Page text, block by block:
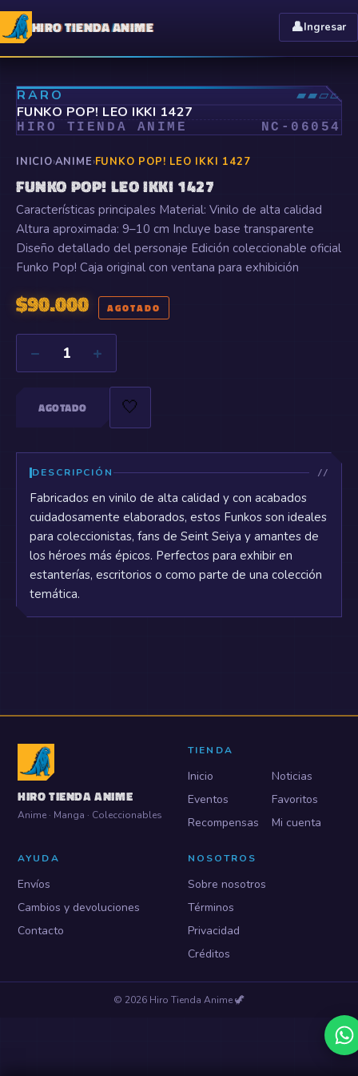
HIRO TIENDA ANIME 👤Ingresar
RARO ▰▰▱▱
⤢
FUNKO POP! LEO IKKI 1427
HIRO TIENDA ANIME NC- 06054
INICIO›ANIME›FUNKO POP! LEO IKKI 1427
FUNKO POP! LEO IKKI 1427
Características principales Material: Vinilo de alta calidad
Altura aproximada: 9–10 cm Incluye base transparente
Diseño detallado del personaje Edición coleccionable oficial
Funko Pop! Caja original con ventana para exhibición
$90.000 AGOTADO
− 1 +
AGOTADO 🤍
DESCRIPCIÓN
Fabricados en vinilo de alta calidad y con acabados
cuidadosamente elaborados, estos Funkos son ideales
para coleccionistas, fans de Seint Seiya y amantes de
los héroes más épicos. Perfectos para exhibir en
estanterías, escritorios o como parte de una colección
temática.
HIRO TIENDA ANIME
Anime · Manga · Coleccionables
TIENDA
Inicio
Noticias
Eventos
Favoritos
Recompensas
Mi cuenta
AYUDA
Envíos
Cambios y devoluciones
Contacto
NOSOTROS
Sobre nosotros
Términos
Privacidad
Créditos
© 2026 Hiro Tienda Anime🦖